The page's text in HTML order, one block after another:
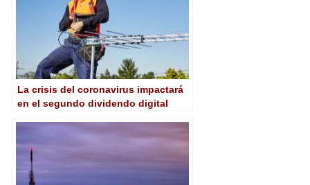
La crisis del coronavirus impactará
en el segundo dividendo digital